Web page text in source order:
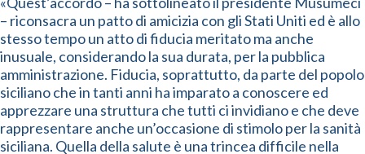
– riconsacra un patto di amicizia con gli Stati Uniti ed è allo
stesso tempo un atto di fiducia meritato ma anche
inusuale, considerando la sua durata, per la pubblica
amministrazione. Fiducia, soprattutto, da parte del popolo
siciliano che in tanti anni ha imparato a conoscere ed
apprezzare una struttura che tutti ci invidiano e che deve
rappresentare anche un’occasione di stimolo per la sanità
siciliana. Quella della salute è una trincea difficile nella